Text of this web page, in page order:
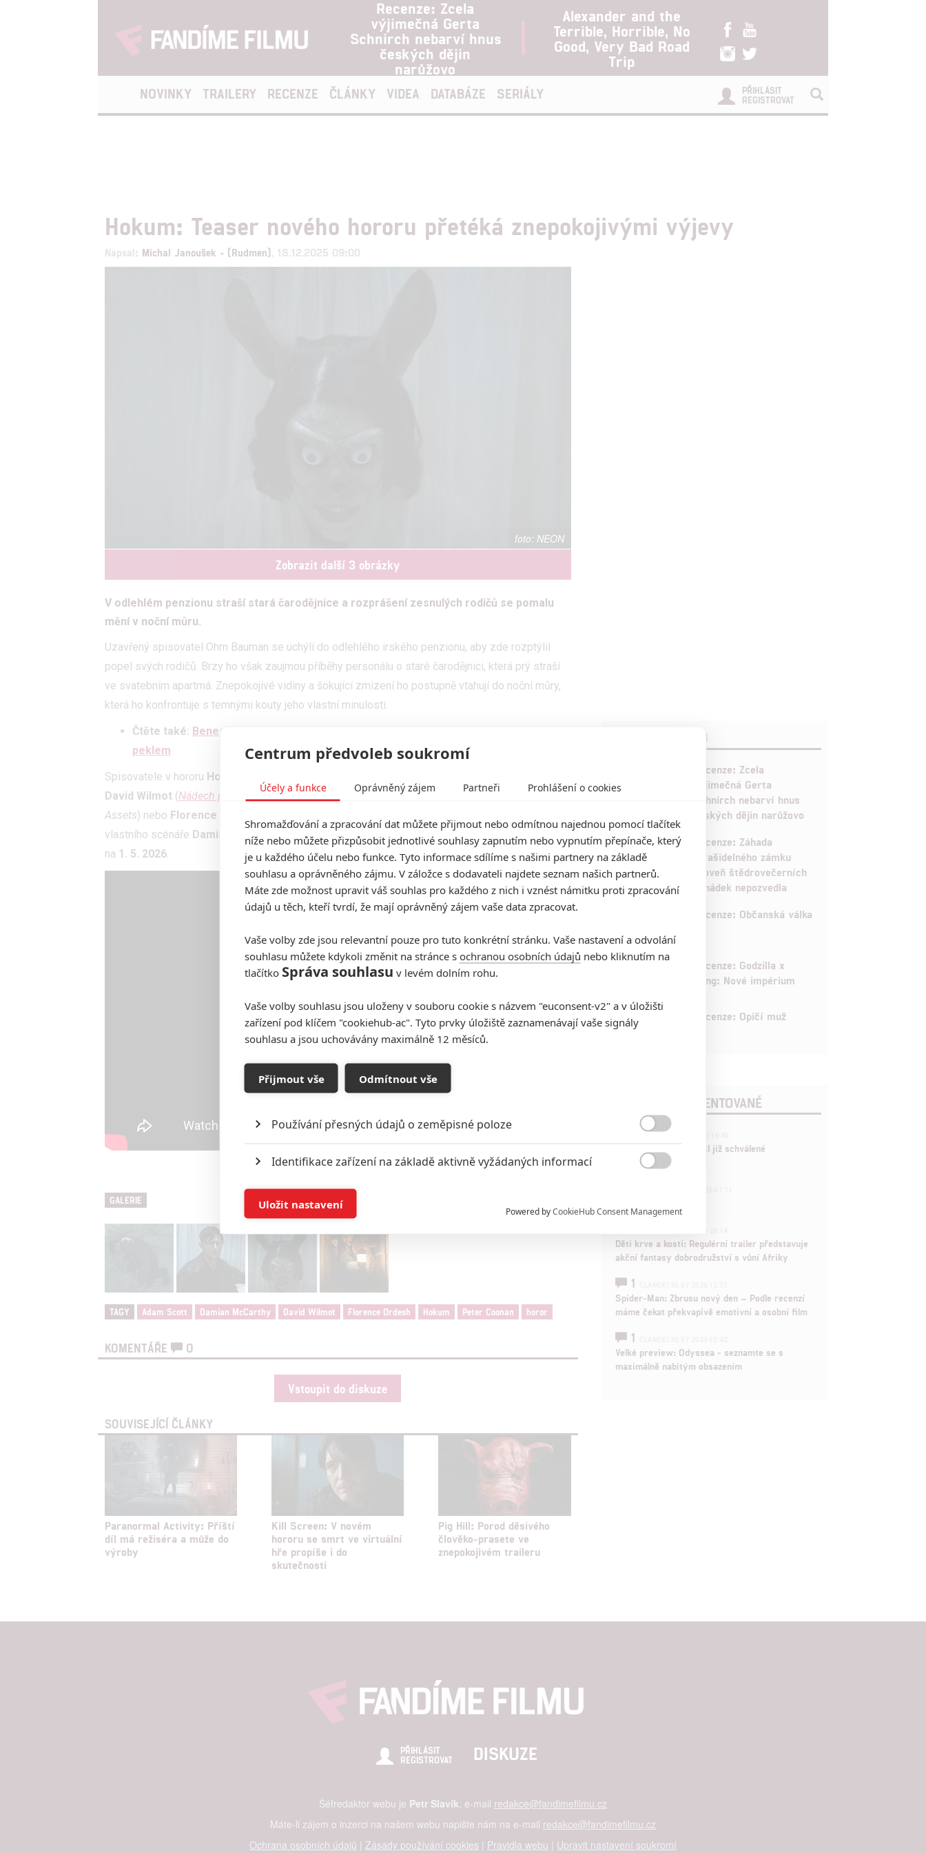
Recenze: Zcela
výjimečná Gerta
Schnirch nebarví hnus
českých dějin
narůžovo
Alexander and the
Terrible, Horrible, No
Good, Very Bad Road
Trip
NOVINKY TRAILERY RECENZE ČLÁNKY VIDEA DATABÁZE SERIÁLY
PŘIHLÁSIT
REGISTROVAT
Hokum: Teaser nového hororu přetéká znepokojivými výjevy
Napsal: Michal Janoušek - (Rudmen) , 18.12.2025 09:00
NEON
Zobrazit další 3 obrázky
V odlehlém penzionu straší stará čarodějnice a rozprášení zesnulých rodičů se pomalu
mění v noční můru.
Uzavřený spisovatel Ohm Bauman se uchýlí do odlehlého irského penzionu, aby zde rozptýlil
popel svých rodičů. Brzy ho však zaujmou příběhy personálu o staré čarodějnici, která prý straší
ve svatebním apartmá. Znepokojivé vidiny a šokující zmizení ho postupně vtahují do noční můry,
která ho konfrontuje s temnými kouty jeho vlastní minulosti.
Čtěte také: Beneath the Light: V psychologickém hororu se stává osamělý maják
peklem
Spisovatele v hororu Hokum
David Wilmot (Nádech pro lásku,Kalvárie),Peter Coonan The Gates
Assets) nebo Florence Ordesh
vlastního scénáře Damian McCarthy Duše prokletých Caveat
). Americká premiéra je stanovena
na 1. 5. 2026.
Podklady a foto: Neon
GALERIE
TAGY Adam Scott Damian McCarthy David Wilmot Florence Ordesh Hokum Peter Coonan horor
KOMENTÁŘE 0
Vstoupit do diskuze
SOUVISEJÍCÍ ČLÁNKY
Paranormal Activity: Příští
díl má režiséra a může do
výroby
Kill Screen: V novém
hororu se smrt ve virtuální
hře propíše i do
skutečnosti
Pig Hill: Porod děsivého
člověko-prasete ve
znepokojivém traileru
RECENZE FILMŮ
Recenze: Zcela
výjimečná Gerta
Schnirch nebarví hnus
českých dějin narůžovo
5
Recenze: Záhada
strašidelného zámku
úroveň štědrovečerních
pohádek nepozvedla
Recenze: Občanská válka
6
Recenze: Godzilla x
Kong: Nové impérium
8 Recenze: Opičí muž
POSLEDNÍ KOMENTOVANÉ
Marvel nečekaně zrušil již schválené
pokračování
Děti krve a kostí: Regulérní trailer představuje
akční fantasy dobrodružství s vůní Afriky
1
Spider-Man: Zbrusu nový den – Podle recenzí
máme čekat překvapivě emotivní a osobní film
1
Velké preview: Odyssea - seznamte se s
maximálně nabitým obsazením
PŘIHLÁSIT
REGISTROVAT
DISKUZE
Šéfredaktor webu je Petr Slavík , e-mail redakce@fandimefilmu.cz
Máte-li zájem o inzerci na našem webu napište nám na e-mail redakce@fandimefilmu.cz
Ochrana osobních údajů | Zásady používání cookies | Pravidla webu | Upravit nastavení soukromí
Centrum předvoleb soukromí
Účely a funkce Oprávněný zájem Partneři Prohlášení o cookies
Shromažďování a zpracování dat můžete přijmout nebo odmítnou najednou pomocí tlačítek
níže nebo můžete přizpůsobit jednotlivé souhlasy zapnutím nebo vypnutím přepínače, který
je u každého účelu nebo funkce. Tyto informace sdílíme s našimi partnery na základě
souhlasu a oprávněného zájmu. V záložce s dodavateli najdete seznam našich partnerů.
Máte zde možnost upravit váš souhlas pro každého z nich i vznést námitku proti zpracování
údajů u těch, kteří tvrdí, že mají oprávněný zájem vaše data zpracovat.
Vaše volby zde jsou relevantní pouze pro tuto konkrétní stránku. Vaše nastavení a odvolání
souhlasu můžete kdykoli změnit na stránce s ochranou osobních údajů nebo kliknutím na
tlačítko Správa souhlasu v levém dolním rohu.
Vaše volby souhlasu jsou uloženy v souboru cookie s názvem "euconsent-v2" a v úložišti
zařízení pod klíčem "cookiehub-ac". Tyto prvky úložiště zaznamenávají vaše signály
souhlasu a jsou uchovávány maximálně 12 měsíců.
Přijmout vše Odmítnout vše
Používání přesných údajů o zeměpisné poloze
Identifikace zařízení na základě aktivně vyžádaných informací
Ukládání a/nebo přístup k informacím v zařízení

Reklama založená na omezených údajích a měření reklamy

Personalizovaný obsah, měření obsahu, průzkum publika a vývoj
služeb
Udělením souhlasu s účely a funkcemi zde uvedenými dáváte nám i našim partnerům
možnost: Zajištění bezpečnosti, předcházení a zjišťování podvodů a odstraňování chyb,
Poskytování a zobrazování reklamy a obsahu
Powered byCookieHub Consent Management
Uložit nastavení